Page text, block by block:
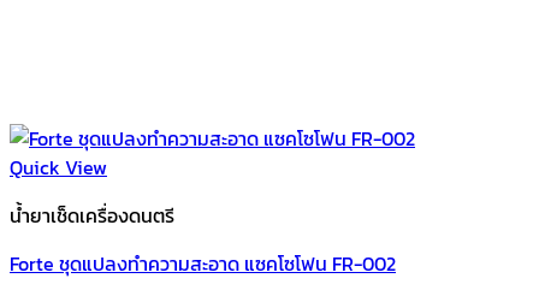
Quick View
น้ำยาเช็ดเครื่องดนตรี
Forte ชุดแปลงทำความสะอาด แซคโซโฟน FR-002